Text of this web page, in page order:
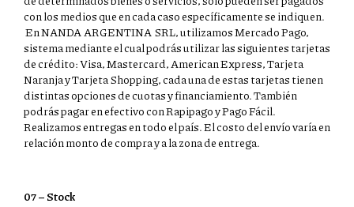
con los medios que en cada caso específicamente se indiquen.
En NANDA ARGENTINA SRL, utilizamos Mercado Pago,
sistema mediante el cual podrás utilizar las siguientes tarjetas
de crédito: Visa, Mastercard, American Express, Tarjeta
Naranja y Tarjeta Shopping, cada una de estas tarjetas tienen
distintas opciones de cuotas y financiamiento. También
podrás pagar en efectivo con Rapipago y Pago Fácil.
Realizamos entregas en todo el país. El costo del envío varía en
relación monto de compra y a la zona de entrega.
07 – Stock